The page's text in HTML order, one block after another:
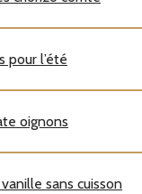
pour l’été
oignons
sans cuisson